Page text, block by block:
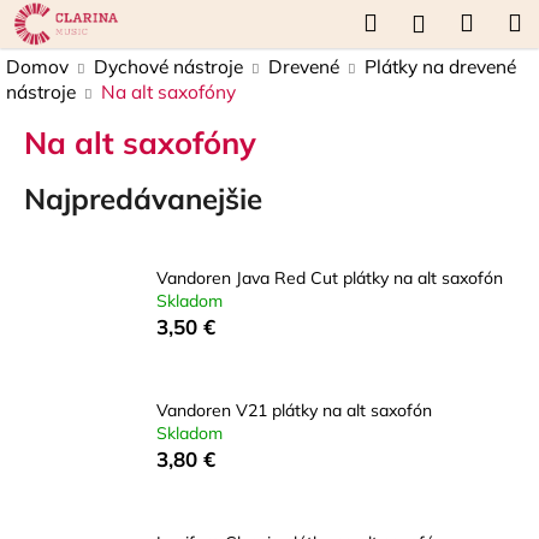
Prejsť
na
obsah
Hľadať
košík
Domov Dychové nástroje Drevené
Plátky na drevené
nástroje
Na alt saxofóny
Na alt saxofóny
Najpredávanejšie
Vandoren Java Red Cut plátky na alt saxofón
Skladom
3,50 €
Vandoren V21 plátky na alt saxofón
Skladom
3,80 €
K
o
š
Späť
Späť
Č
o
p